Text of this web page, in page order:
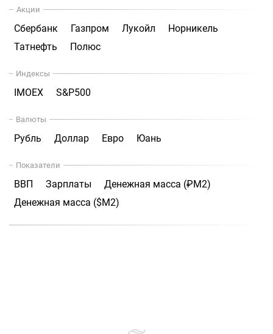
Акции
Сбербанк Газпром Лукойл
Норникель
Татнефть
Полюс
Индексы
IMOEX S&P500
Валюты
Рубль Доллар Евро Юань
Показатели
ВВП Зарплаты
Денежная масса (₽М2)
Денежная масса ($М2)